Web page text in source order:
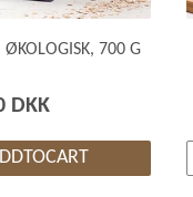
ØKOLOGISK, 700 G
DKK